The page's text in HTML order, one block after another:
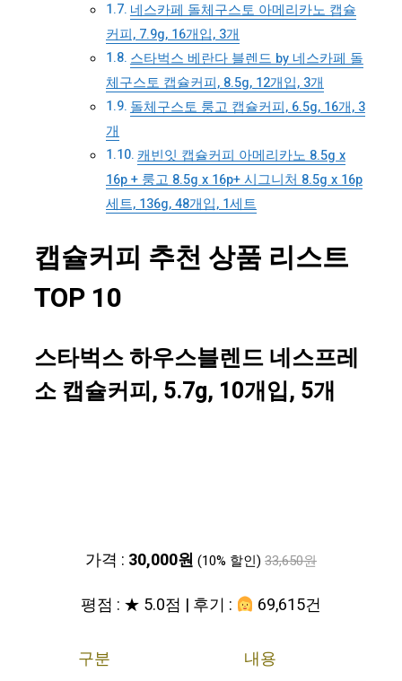
네스카페 돌체구스토 아메리카노 캡슐
커피, 7.9g, 16개입, 3개
스타벅스 베란다 블렌드 by 네스카페 돌
체구스토 캡슐커피, 8.5g, 12개입, 3개
돌체구스토 룽고 캡슐커피, 6.5g, 16개, 3
개
캐빈잇 캡슐커피 아메리카노 8.5g x
16p + 룽고 8.5g x 16p+ 시그니처 8.5g x 16p
세트, 136g, 48개입, 1세트
캡슐커피 추천 상품 리스트
TOP 10
스타벅스 하우스블렌드 네스프레
소 캡슐커피, 5.7g, 10개입, 5개
가격 : 30,000원 (10% 할인) 33,650원
평점 : ★ 5.0점 | 후기 : 69,615건
구분
내용